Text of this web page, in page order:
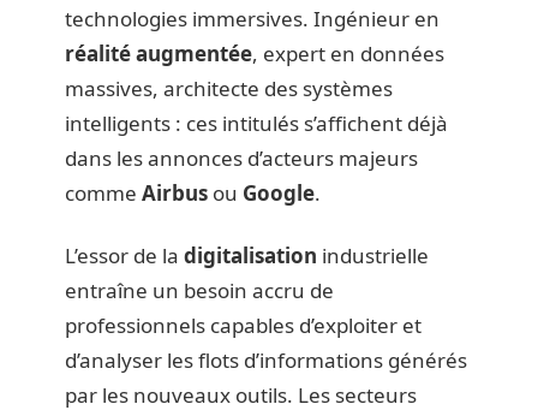
technologies immersives. Ingénieur en
réalité augmentée, expert en données
massives, architecte des systèmes
intelligents : ces intitulés s’affichent déjà
dans les annonces d’acteurs majeurs
comme Airbus ou Google.
L’essor de la digitalisation industrielle
entraîne un besoin accru de
professionnels capables d’exploiter et
d’analyser les flots d’informations générés
par les nouveaux outils. Les secteurs